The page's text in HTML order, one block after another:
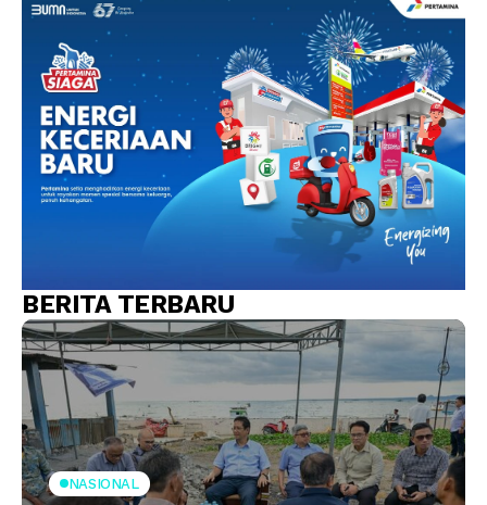
BERITA TERBARU
NASIONAL